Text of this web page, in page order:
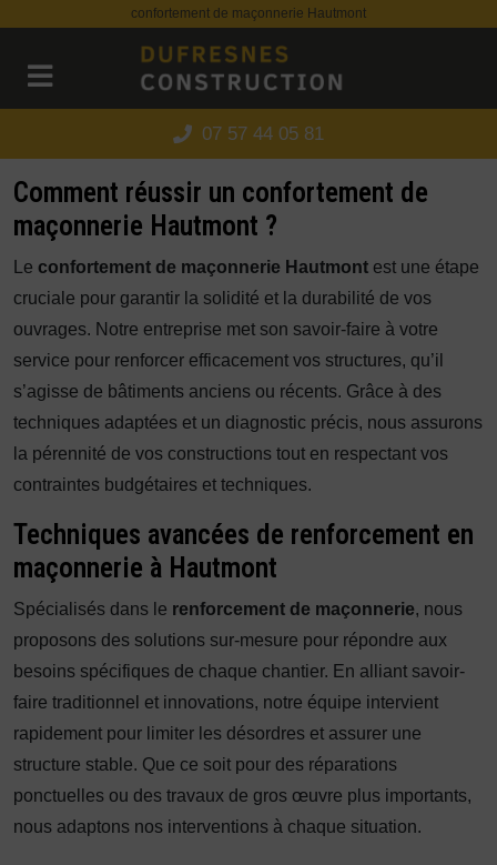
confortement de maçonnerie Hautmont
07 57 44 05 81
Comment réussir un confortement de
maçonnerie Hautmont ?
Le confortement de maçonnerie Hautmont est une étape
cruciale pour garantir la solidité et la durabilité de vos
ouvrages. Notre entreprise met son savoir-faire à votre
service pour renforcer efficacement vos structures, qu’il
s’agisse de bâtiments anciens ou récents. Grâce à des
techniques adaptées et un diagnostic précis, nous assurons
la pérennité de vos constructions tout en respectant vos
contraintes budgétaires et techniques.
Techniques avancées de renforcement en
maçonnerie à Hautmont
Spécialisés dans le renforcement de maçonnerie, nous
proposons des solutions sur-mesure pour répondre aux
besoins spécifiques de chaque chantier. En alliant savoir-
faire traditionnel et innovations, notre équipe intervient
rapidement pour limiter les désordres et assurer une
structure stable. Que ce soit pour des réparations
ponctuelles ou des travaux de gros œuvre plus importants,
nous adaptons nos interventions à chaque situation.
Panneau de gestion des cookies